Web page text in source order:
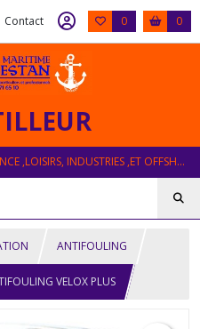
Contact 0 0
EQUIPEMENT BATEAU , PÊCHE , PLAISANCE ,LOISIRS, INDUSTRIES ,ET OFFSHORE
ANTIFOULING
VELOX PLUS